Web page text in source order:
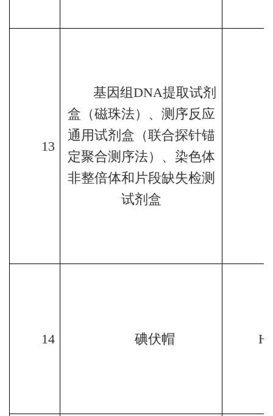
13
基因组DNA提取试剂
盒（磁珠法）、测序反应
通用试剂盒（联合探针锚
定聚合测序法）、染色体
非整倍体和片段缺失检测
试剂盒
14 碘伏帽